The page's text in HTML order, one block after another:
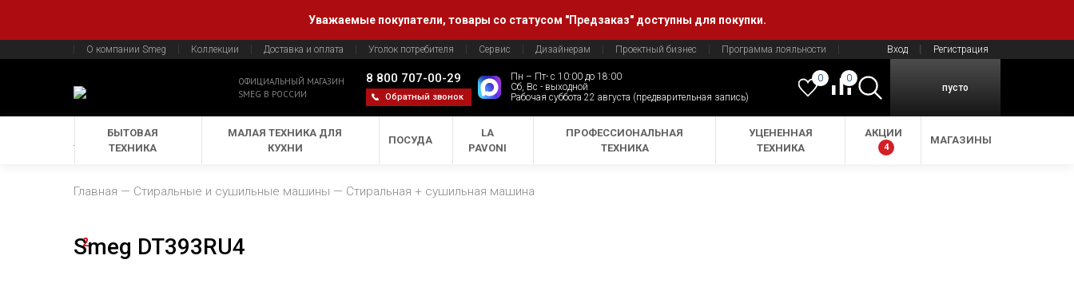
Уважаемые покупатели, товары со статусом "Предзаказ" доступны для покупки.
Вход Регистрация
О компании Smeg Коллекции Доставка и оплата Уголок потребителя Сервис Дизайнерам Проектный бизнес Программа лояльности
ОФИЦИАЛЬНЫЙ МАГАЗИН
SMEG В РОССИИ
8 800 707-00-29
Обратный звонок
Пн – Пт- с 10:00 до 18:00
Сб, Вс - выходной
Рабочая суббота 22 августа (предварительная запись)
0
0
пусто
БЫТОВАЯ
ТЕХНИКА
МАЛАЯ ТЕХНИКА ДЛЯ
КУХНИ
ПОСУДА
LA
PAVONI
ПРОФЕССИОНАЛЬНАЯ
ТЕХНИКА
УЦЕНЕННАЯ
ТЕХНИКА
АКЦИИ
4
МАГАЗИНЫ
Главная Стиральные и сушильные машины Стиральная + сушильная машина
Smeg DT393RU4
2